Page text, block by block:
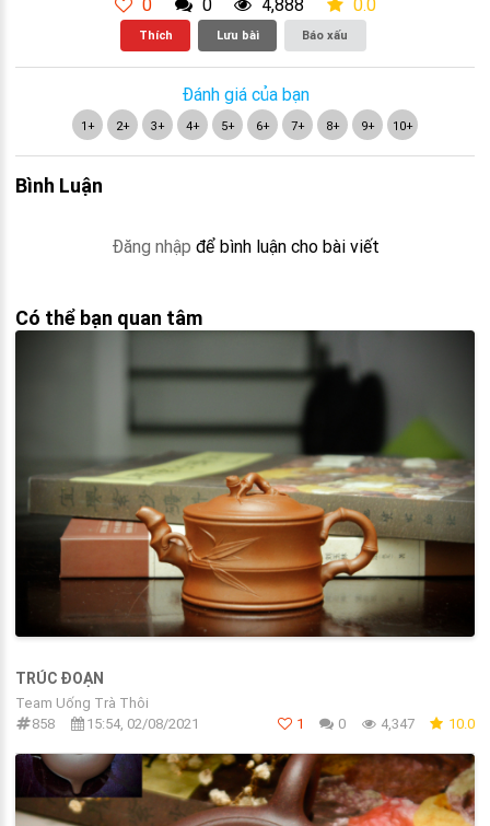
0 0 4,888 0.0
Thích Lưu bài Báo xấu
Đánh giá của bạn
1+ 2+ 3+ 4+ 5+ 6+ 7+ 8+ 9+ 10+
Bình Luận
Đăng nhập để bình luận cho bài viết
Có thể bạn quan tâm
TRÚC ĐOẠN
Team Uống Trà Thôi
858
15:54, 02/08/2021 1 0 4,347 10.0